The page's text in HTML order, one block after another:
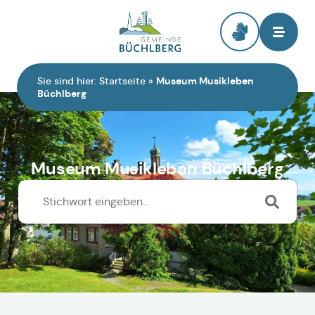
Sie sind hier: Startseite » Museum Musikleben
Büchlberg
Museum Musikleben Büchlberg